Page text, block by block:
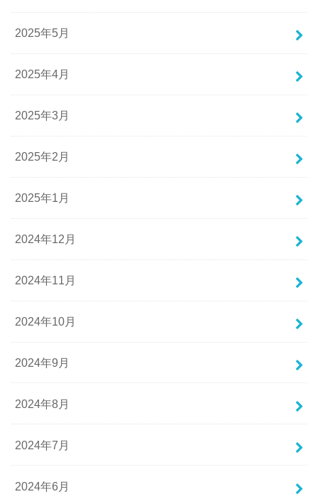
2025年5月
2025年4月
2025年3月
2025年2月
2025年1月
2024年12月
2024年11月
2024年10月
2024年9月
2024年8月
2024年7月
2024年6月